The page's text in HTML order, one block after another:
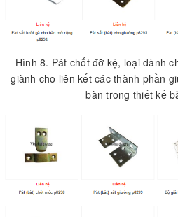
Hình 8. Pát chốt đỡ kệ, loại dành
giành cho liên kết các thành phần
bàn trong thiết kế